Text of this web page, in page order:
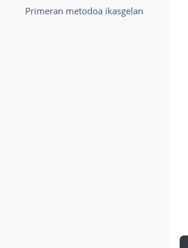
Primeran metodoa ikasgelan